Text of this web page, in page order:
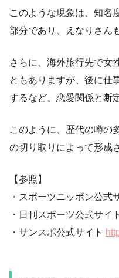
このような現象は、知名
部分であり、えなりさん
さらに、海外旅行先で女
ともありますが、後に仕
するなど、恋愛関係と断
このように、歴代の噂の
の切り取りによって形成
【参照】
・スポーツニッポン公式
・日刊スポーツ公式サイト
・サンスポ公式サイト